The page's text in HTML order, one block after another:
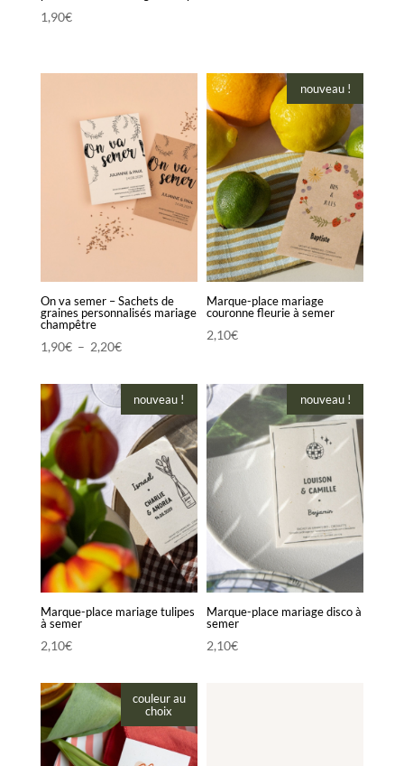
1,90€
On va semer – Sachets de
graines personnalisés mariage
champêtre
1,90€ – 2,20€Plage
prix :
1,90€
2,20€
nouveau !
Marque-place mariage
couronne fleurie à semer
2,10€
nouveau !
Marque-place mariage tulipes
à semer
2,10€
nouveau !
Marque-place mariage disco à
semer
2,10€
couleur au
choix